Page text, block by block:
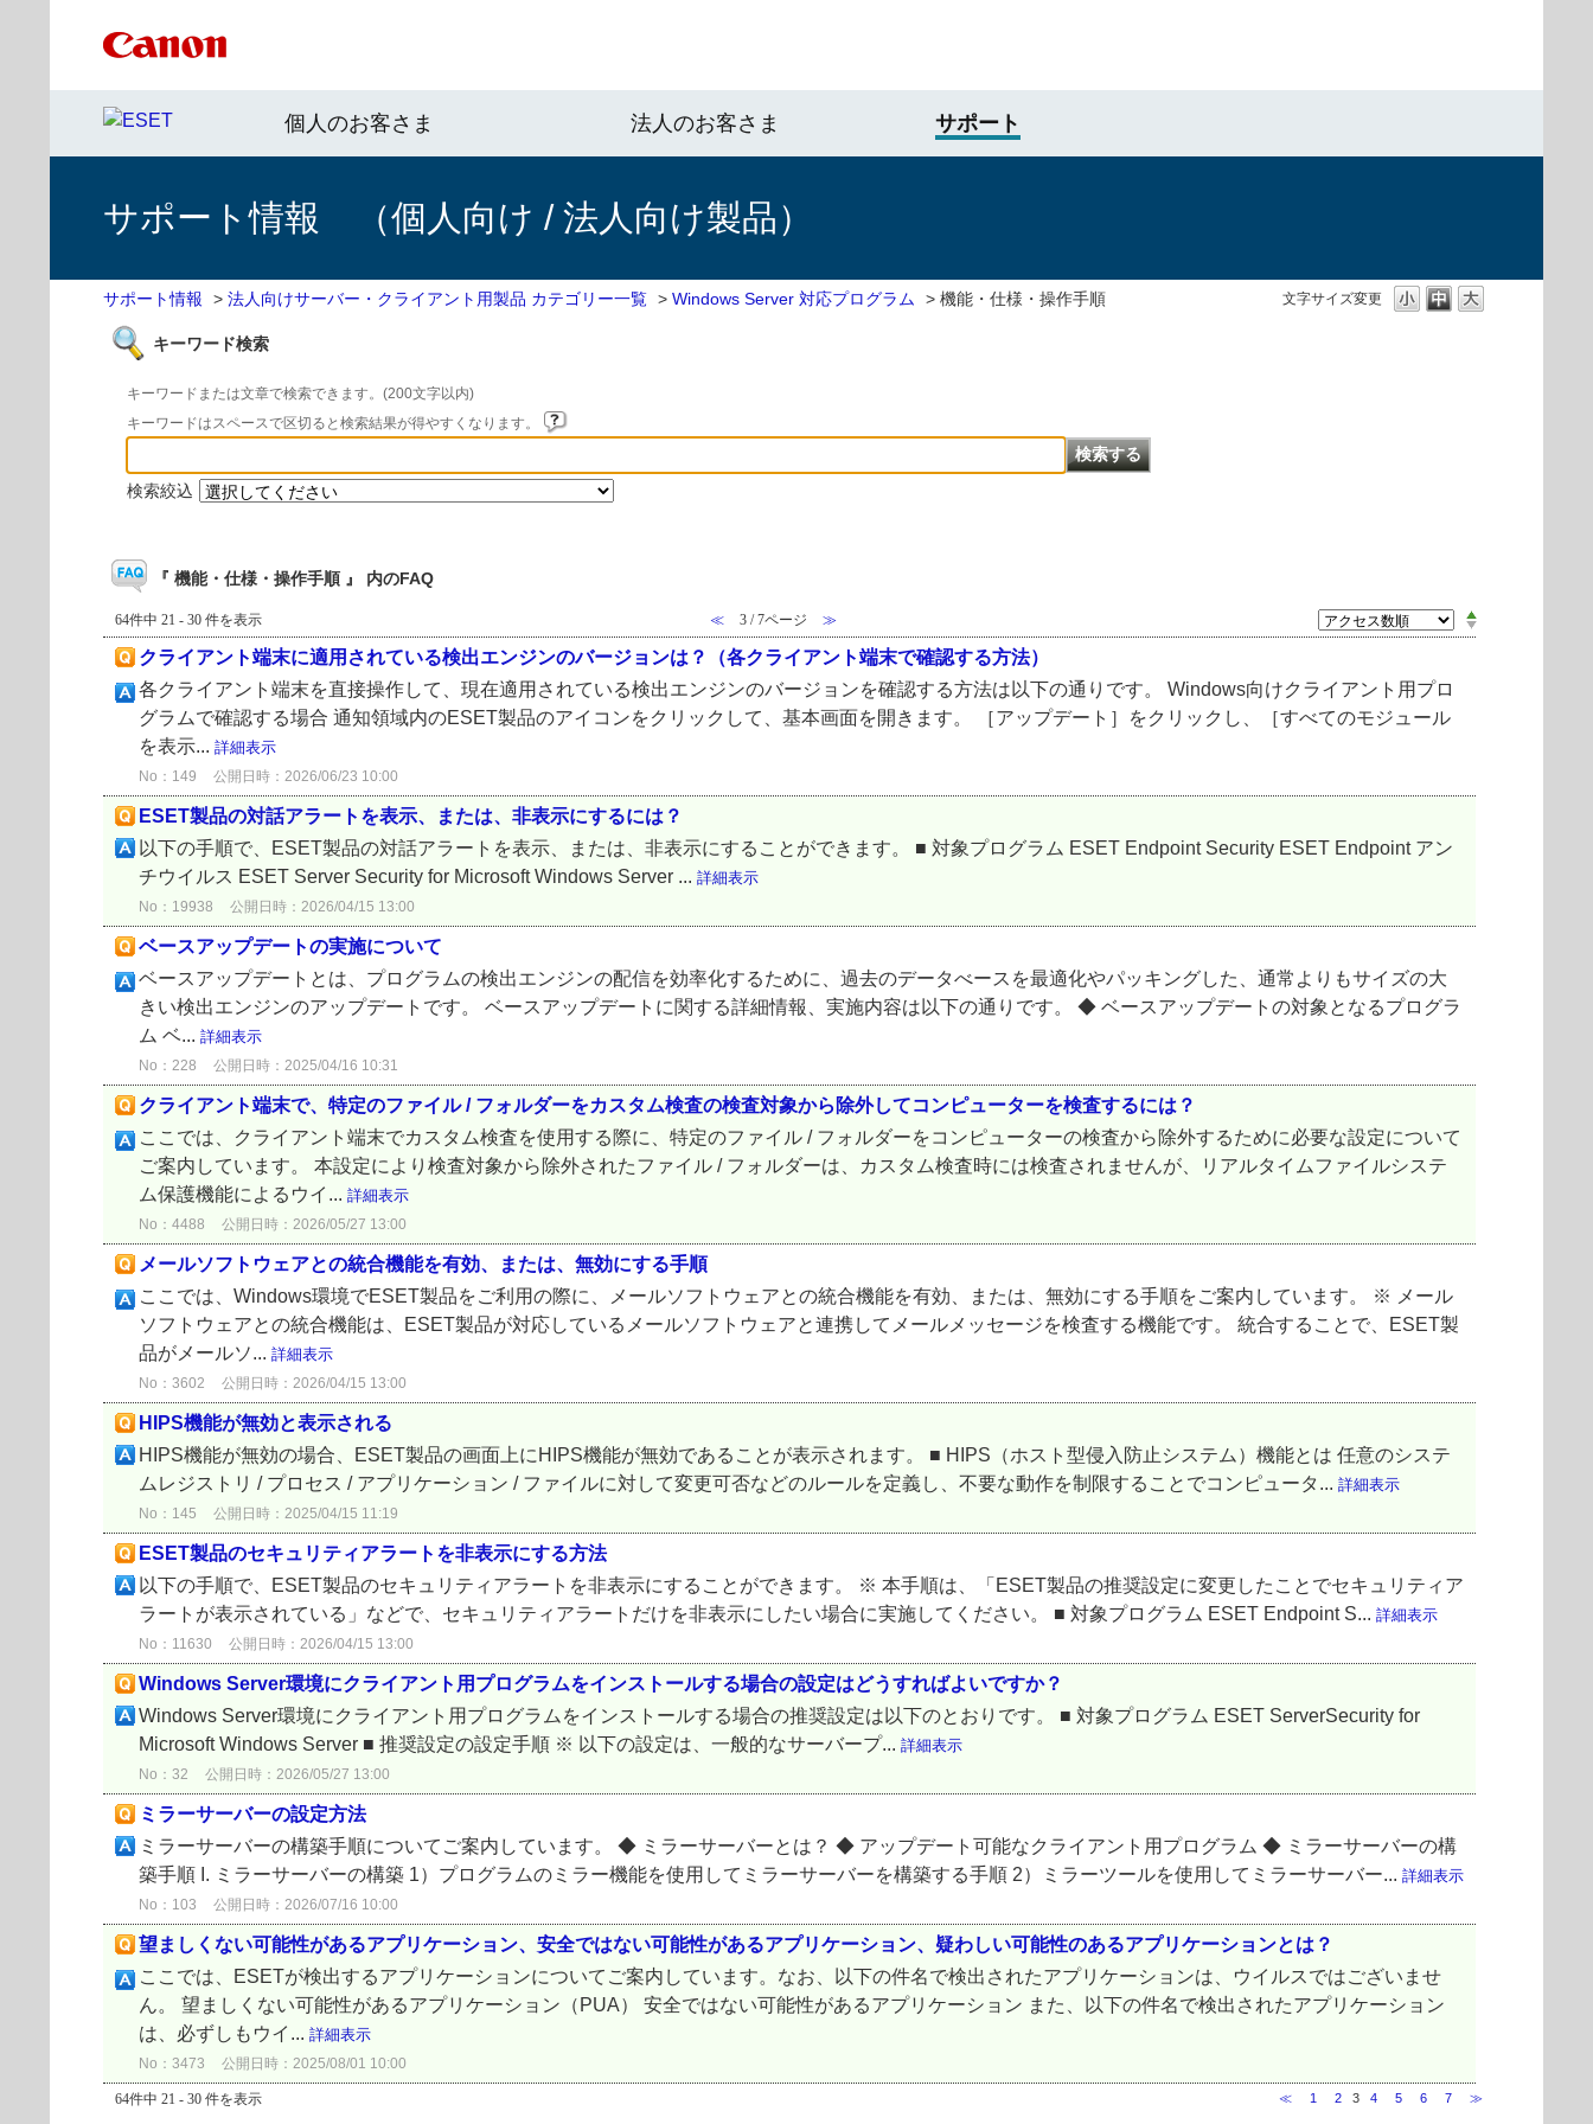
個人のお客さま 法人のお客さま サポート
サポート情報 （個人向け / 法人向け製品）
文字サイズ変更
サポート情報 > 法人向けサーバー・クライアント用製品 カテゴリー一覧 > Windows Server 対応プログラム > 機能・仕様・操作手順
キーワード検索
キーワードまたは文章で検索できます。(200文字以内)
キーワードはスペースで区切ると検索結果が得やすくなります。
検索絞込
『 機能・仕様・操作手順 』 内のFAQ
64件中 21 - 30 件を表示 ≪ 3 / 7ページ ≫
クライアント端末に適用されている検出エンジンのバージョンは？（各クライアント端末で確認する方法）
各クライアント端末を直接操作して、現在適用されている検出エンジンのバージョンを確認する方法は以下の通りです。 Windows向けクライアント用プロ
グラムで確認する場合 通知領域内のESET製品のアイコンをクリックして、基本画面を開きます。 ［アップデート］をクリックし、［すべてのモジュール
を表示... 詳細表示
No：149 公開日時：2026/06/23 10:00
ESET製品の対話アラートを表示、または、非表示にするには？
以下の手順で、ESET製品の対話アラートを表示、または、非表示にすることができます。 ■ 対象プログラム ESET Endpoint Security ESET Endpoint アン
チウイルス ESET Server Security for Microsoft Windows Server ... 詳細表示
No：19938 公開日時：2026/04/15 13:00
ベースアップデートの実施について
ベースアップデートとは、プログラムの検出エンジンの配信を効率化するために、過去のデータべースを最適化やパッキングした、通常よりもサイズの大
きい検出エンジンのアップデートです。 ベースアップデートに関する詳細情報、実施内容は以下の通りです。 ◆ ベースアップデートの対象となるプログラ
ム ベ... 詳細表示
No：228 公開日時：2025/04/16 10:31
クライアント端末で、特定のファイル / フォルダーをカスタム検査の検査対象から除外してコンピューターを検査するには？
ここでは、クライアント端末でカスタム検査を使用する際に、特定のファイル / フォルダーをコンピューターの検査から除外するために必要な設定について
ご案内しています。 本設定により検査対象から除外されたファイル / フォルダーは、カスタム検査時には検査されませんが、リアルタイムファイルシステ
ム保護機能によるウイ... 詳細表示
No：4488 公開日時：2026/05/27 13:00
メールソフトウェアとの統合機能を有効、または、無効にする手順
ここでは、Windows環境でESET製品をご利用の際に、メールソフトウェアとの統合機能を有効、または、無効にする手順をご案内しています。 ※ メール
ソフトウェアとの統合機能は、ESET製品が対応しているメールソフトウェアと連携してメールメッセージを検査する機能です。 統合することで、ESET製
品がメールソ... 詳細表示
No：3602 公開日時：2026/04/15 13:00
HIPS機能が無効と表示される
HIPS機能が無効の場合、ESET製品の画面上にHIPS機能が無効であることが表示されます。 ■ HIPS（ホスト型侵入防止システム）機能とは 任意のシステ
ムレジストリ / プロセス / アプリケーション / ファイルに対して変更可否などのルールを定義し、不要な動作を制限することでコンピュータ... 詳細表示
No：145 公開日時：2025/04/15 11:19
ESET製品のセキュリティアラートを非表示にする方法
以下の手順で、ESET製品のセキュリティアラートを非表示にすることができます。 ※ 本手順は、「ESET製品の推奨設定に変更したことでセキュリティア
ラートが表示されている」などで、セキュリティアラートだけを非表示にしたい場合に実施してください。 ■ 対象プログラム ESET Endpoint S... 詳細表示
No：11630 公開日時：2026/04/15 13:00
Windows Server環境にクライアント用プログラムをインストールする場合の設定はどうすればよいですか？
Windows Server環境にクライアント用プログラムをインストールする場合の推奨設定は以下のとおりです。 ■ 対象プログラム ESET ServerSecurity for
Microsoft Windows Server ■ 推奨設定の設定手順 ※ 以下の設定は、一般的なサーバープ... 詳細表示
No：32 公開日時：2026/05/27 13:00
ミラーサーバーの設定方法
ミラーサーバーの構築手順についてご案内しています。 ◆ ミラーサーバーとは？ ◆ アップデート可能なクライアント用プログラム ◆ ミラーサーバーの構
築手順 I. ミラーサーバーの構築 1）プログラムのミラー機能を使用してミラーサーバーを構築する手順 2）ミラーツールを使用してミラーサーバー... 詳細表示
No：103 公開日時：2026/07/16 10:00
望ましくない可能性があるアプリケーション、安全ではない可能性があるアプリケーション、疑わしい可能性のあるアプリケーションとは？
ここでは、ESETが検出するアプリケーションについてご案内しています。なお、以下の件名で検出されたアプリケーションは、ウイルスではございませ
ん。 望ましくない可能性があるアプリケーション（PUA） 安全ではない可能性があるアプリケーション また、以下の件名で検出されたアプリケーション
は、必ずしもウイ... 詳細表示
No：3473 公開日時：2025/08/01 10:00
64件中 21 - 30 件を表示 ≪ 1 2 3 4 5 6 7 ≫